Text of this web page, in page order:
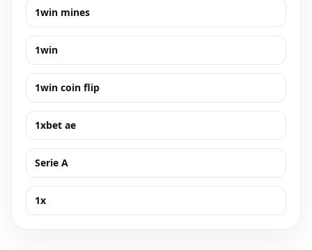
1win mines
1win
1win coin flip
1xbet ae
Serie A
1x